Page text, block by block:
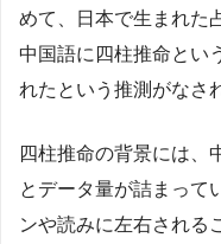
めて、日本で生まれた
中国語に四柱推命とい
れたという推測がなさ
四柱推命の背景には、
とデータ量が詰まって
ンや読みに左右される